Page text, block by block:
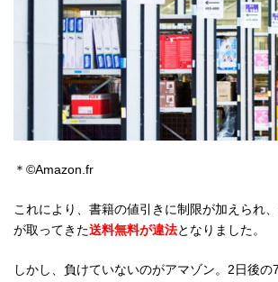
＊©Amazon.fr
これにより、書籍の値引きに制限が加えられ
が取ってきた送料無料が違法となりました。
しかし、負けていないのがアマゾン。2日後の